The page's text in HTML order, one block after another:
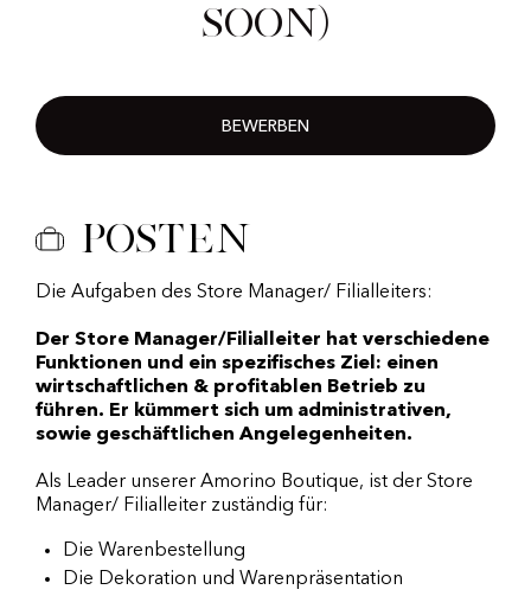
Soon)
BEWERBEN
Posten
Die Aufgaben des Store Manager/ Filialleiters:
Der Store Manager/Filialleiter hat verschiedene
Funktionen und ein spezifisches Ziel: einen
wirtschaftlichen & profitablen Betrieb zu
führen. Er kümmert sich um administrativen,
sowie geschäftlichen Angelegenheiten.
Als Leader unserer Amorino Boutique, ist der Store
Manager/ Filialleiter zuständig für:
Die Warenbestellung
Die Dekoration und Warenpräsentation